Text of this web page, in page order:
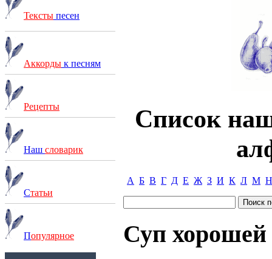
Тексты песен
Аккорды к песням
Рецепты
Наш словарик
Статьи
Популярное
Список
А Б В Г Д Е Ж З И К Л М Н
Суп хорошей